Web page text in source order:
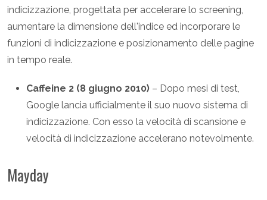
indicizzazione, progettata per accelerare lo screening,
aumentare la dimensione dell'indice ed incorporare le
funzioni di indicizzazione e posizionamento delle pagine
in tempo reale.
Caffeine 2 (8 giugno 2010) – Dopo mesi di test,
Google lancia ufficialmente il suo nuovo sistema di
indicizzazione. Con esso la velocità di scansione e
velocità di indicizzazione accelerano notevolmente.
Mayday